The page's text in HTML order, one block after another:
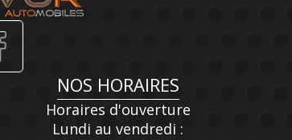
NOS HORAIRES
Horaires d'ouverture
Lundi au vendredi :